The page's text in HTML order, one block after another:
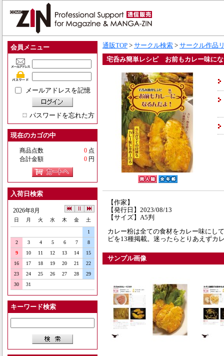
会員メニュー
メールアドレスを記憶
パスワードを忘れた方
現在のカゴの中
商品点数 0 点
合計金額
0 円
入荷日検索
2026年8月
日 月 火 水 木 金 土
1
2
3 4 5 6 7
8
9
10 11 12 13 14
15
16
17 18 19 20 21
22
23
24 25 26 27 28
29
30
31
キーワード検索
通販TOP > サークル検索 > サークル作品
宅呑み簡単レシピ お前もカレー味に
【作家】
【発行日】2023/08/13
【サイズ】A5判
カレー粉は全ての食材をカレー味にし
ピを13種掲載。迷ったらとりあえずカ
サンプル画像